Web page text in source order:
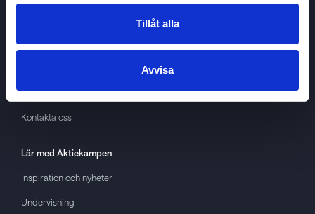
Tillåt alla
Avvisa
About cookies
GDPR
Kontakta oss
Lär med Aktiekampen
Inspiration och nyheter
Undervisning